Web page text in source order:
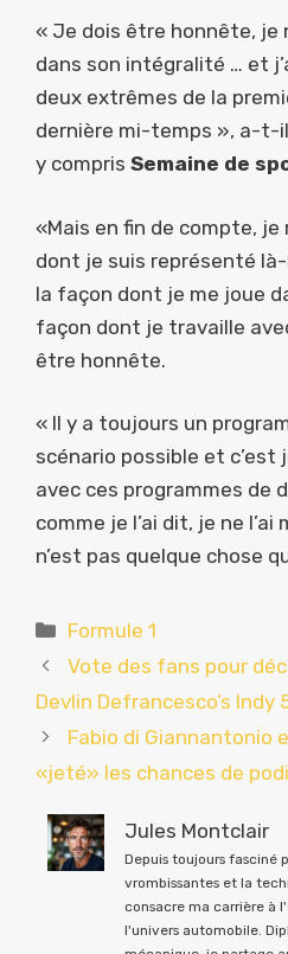
« Je dois être honnête, je
dans son intégralité … et
deux extrêmes de la
dernière mi-temps », a-t-
y compris Semaine de
«Mais en fin de compte,
dont je suis représenté
la façon dont je me joue
façon dont je travaille
être honnête.
« Il y a toujours un
scénario possible et c’est
avec ces programmes de
comme je l’ai dit, je ne
n’est pas quelque chose
Catégories
Formule 1
Vote des fans pour
Devlin Defrancesco’s Indy
Fabio di Giannantonio
«jeté» les chances de
Jules Montclair
Depuis toujours fasciné
vrombissantes et la
consacre ma carrière à
l'univers automobile.